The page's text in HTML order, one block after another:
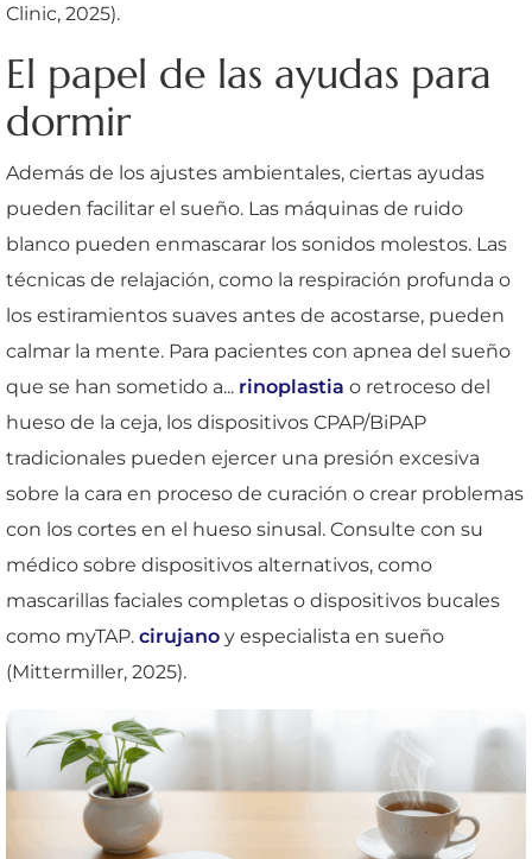
Clinic, 2025).
El papel de las ayudas para
dormir
Además de los ajustes ambientales, ciertas ayudas
pueden facilitar el sueño. Las máquinas de ruido
blanco pueden enmascarar los sonidos molestos. Las
técnicas de relajación, como la respiración profunda o
los estiramientos suaves antes de acostarse, pueden
calmar la mente. Para pacientes con apnea del sueño
que se han sometido a... rinoplastia o retroceso del
hueso de la ceja, los dispositivos CPAP/BiPAP
tradicionales pueden ejercer una presión excesiva
sobre la cara en proceso de curación o crear problemas
con los cortes en el hueso sinusal. Consulte con su
médico sobre dispositivos alternativos, como
mascarillas faciales completas o dispositivos bucales
como myTAP. cirujano y especialista en sueño
(Mittermiller, 2025).